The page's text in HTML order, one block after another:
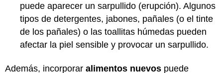
puede aparecer un sarpullido (erupción). Algunos
tipos de detergentes, jabones, pañales (o el tinte
de los pañales) o las toallitas húmedas pueden
afectar la piel sensible y provocar un sarpullido.
Además, incorporar alimentos nuevos puede